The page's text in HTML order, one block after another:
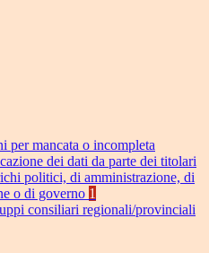
per mancata o incompleta
dei dati da parte dei titolari
politici, di amministrazione, di
o di governo 1
consiliari regionali/provinciali